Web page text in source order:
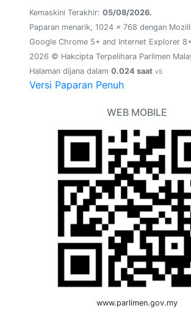
Kemaskini Terakhir: 05/08/2026.
Paparan menarik, 1024 x 768 dengan
Google Chrome 5+ and Internet Explorer
2026 © Hakcipta Terpelihara Parlimen
Halaman dijana dalam 0.024 saat v5
Versi Paparan Penuh
WEB MOBILE
www.parlimen.gov.my